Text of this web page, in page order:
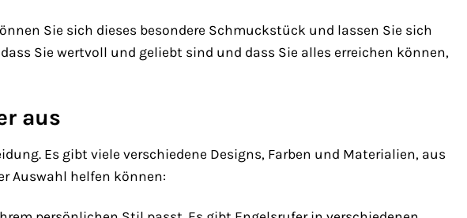
Sie sich dieses besondere Schmuckstück und lassen Sie sich
Sie wertvoll und geliebt sind und dass Sie alles erreichen können,
aus
Es gibt viele verschiedene Designs, Farben und Materialien, aus
Auswahl helfen können: